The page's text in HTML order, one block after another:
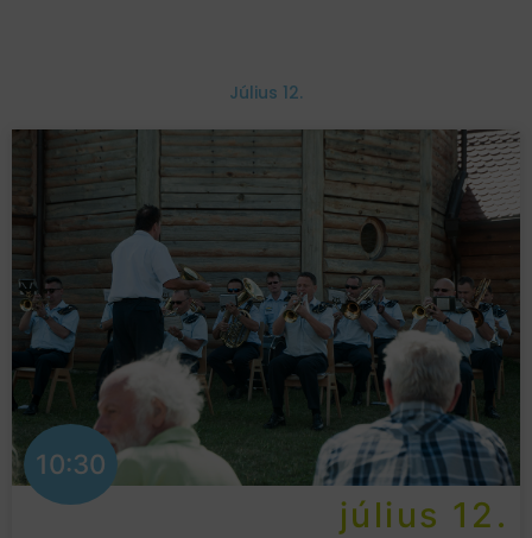
Július 12.
10:30
július 12.